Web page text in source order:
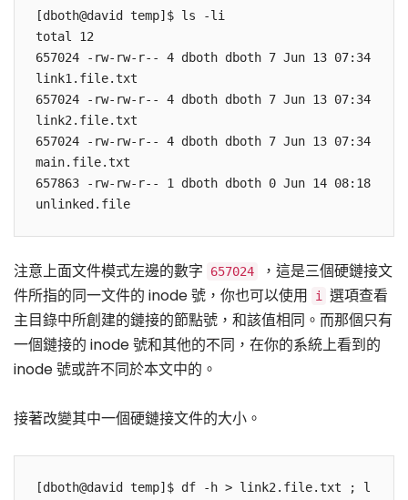
[dboth@david temp]$ ls -li
total 12
657024 -rw-rw-r-- 4 dboth dboth 7 Jun 13 07:34
link1.file.txt
657024 -rw-rw-r-- 4 dboth dboth 7 Jun 13 07:34
link2.file.txt
657024 -rw-rw-r-- 4 dboth dboth 7 Jun 13 07:34
main.file.txt
657863 -rw-rw-r-- 1 dboth dboth 0 Jun 14 08:18
注意上面文件模式左邊的數字 657024
，這是三個硬鏈接文
件所指的同一文件的 inode 號，你也可以使用
i
選項查看
主目錄中所創建的鏈接的節點號，和該值相同。而那個只有
一個鏈接的 inode 號和其他的不同，在你的系統上看到的
inode 號或許不同於本文中的。
接著改變其中一個硬鏈接文件的大小。
[dboth@david temp]$ df -h > link2.file.txt ; l